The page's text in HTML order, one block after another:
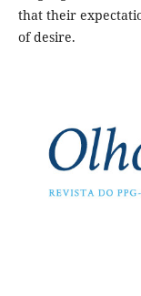
that their
of desire.